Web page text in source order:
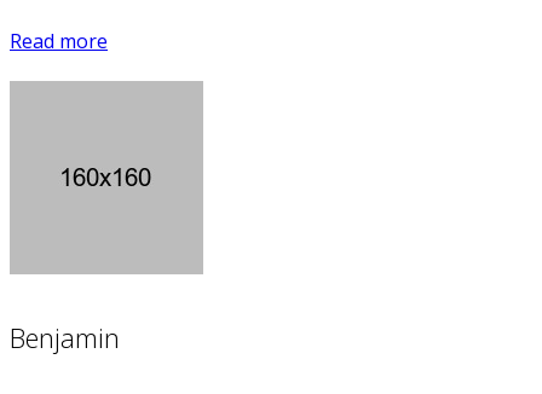
Read more
Benjamin